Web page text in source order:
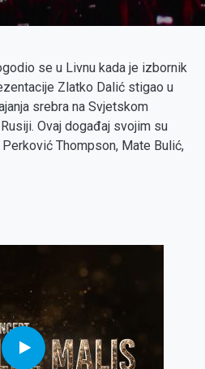
se u Livnu kada je izbornik
Zlatko Dalić stigao u
srebra na Svjetskom
Ovaj događaj svojim su
Thompson, Mate Bulić,